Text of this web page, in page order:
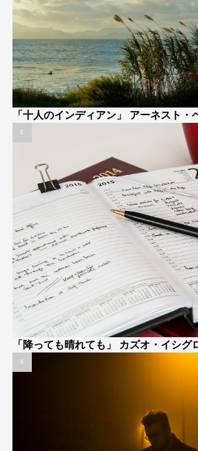
「十人のインディアン」 アーネスト・
「降っても晴れても」 カズオ・イシグ